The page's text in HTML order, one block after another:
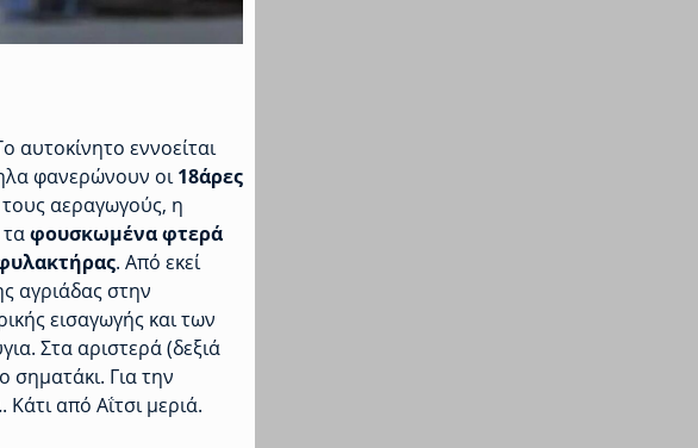
αυτοκίνητο εννοείται
φανερώνουν οι18άρες
αεραγωγούς, η
ταφουσκωμένα φτερά
. Από εκεί
αγριάδας στην
εισαγωγής και των
Στα αριστερά (δεξιά
Για την
. Κάτι από Αΐτσι μεριά.